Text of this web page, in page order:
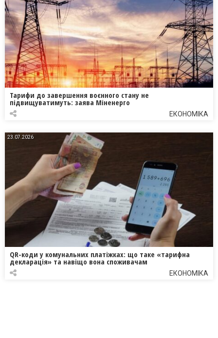
Тарифи до завершення воєнного стану не
підвищуватимуть: заява Міненерго
ЕКОНОМІКА
23.07.2026
QR-коди у комунальних платіжках: що таке «тарифна
декларація» та навіщо вона споживачам
ЕКОНОМІКА